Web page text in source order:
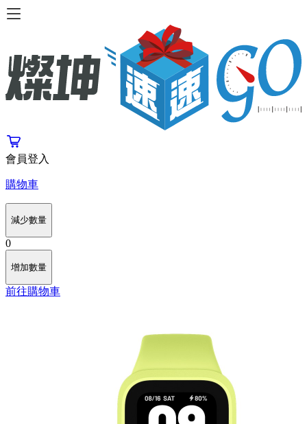
會員登入
購物車
減少數量
0
增加數量
前往購物車